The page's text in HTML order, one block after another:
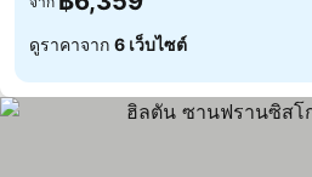
ดูราคาจาก 6 เว็บไซต์